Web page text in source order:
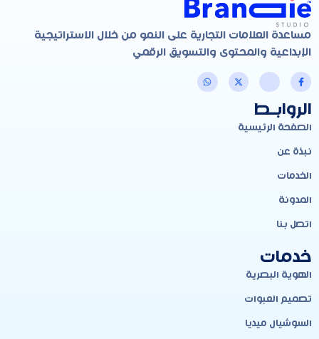
مساعدة العلامات التجارية على النمو من خلال الاستراتيجية
الإبداعية والمحتوى والتسويق الرقمي
الروابـط
الصفحة الرئيسية
نبذة عن
الخدمات
المدونة
اتصل بنا
خدمات
الهوية البصرية
تصميم العبوات
السوشيال ميديا